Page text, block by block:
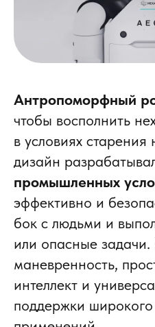
Антропоморфный
чтобы восполнить
в условиях старения
дизайн
промышленных
эффективно и
бок с людьми и
или опасные
маневренность,
интеллект и
поддержки широкого